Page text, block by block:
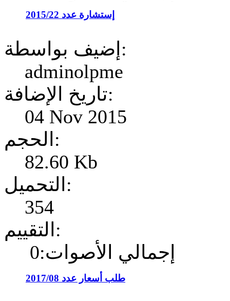
إستشارة عدد 2015/22
إضيف بواسطة:
adminolpme
تاريخ الإضافة:
04 Nov 2015
الحجم:
82.60 Kb
التحميل:
354
التقييم:
إجمالي الأصوات:0
طلب أسعار عدد 2017/08